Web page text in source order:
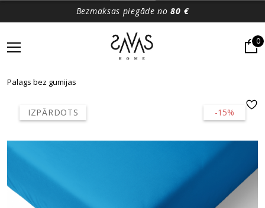
Bezmaksas piegāde no80 €
0
Palags bez gumijas
-15%
IZPĀRDOTS